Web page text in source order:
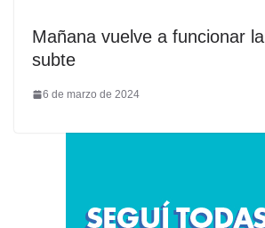
Mañana vuelve a funcionar
subte
6 de marzo de 2024